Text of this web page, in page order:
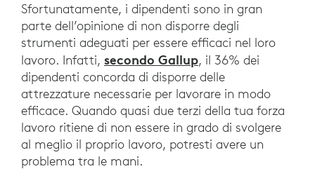
Sfortunatamente, i dipendenti sono in gran
parte dell’opinione di non disporre degli
strumenti adeguati per essere efficaci nel loro
lavoro. Infatti, secondo Gallup, il 36% dei
dipendenti concorda di disporre delle
attrezzature necessarie per lavorare in modo
efficace. Quando quasi due terzi della tua forza
lavoro ritiene di non essere in grado di svolgere
al meglio il proprio lavoro, potresti avere un
problema tra le mani.